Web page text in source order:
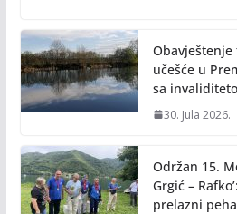
o
k
n
k
učešće u
sa
30. Jula 2026.
Održan 15.
Grgić –
prelazni